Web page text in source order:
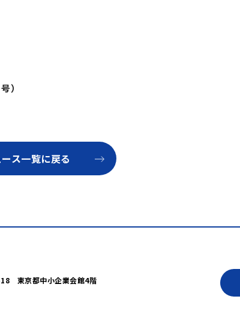
）
ス一覧に戻る
東京都中小企業会館4階